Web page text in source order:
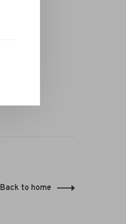
Back to home